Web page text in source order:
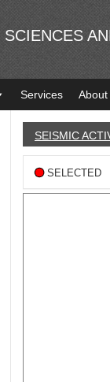
Services About
SEISMIC
SELECTED